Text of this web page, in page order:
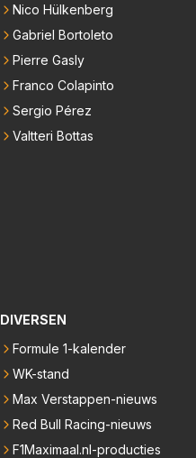
Nico Hülkenberg
Gabriel Bortoleto
Pierre Gasly
Franco Colapinto
Sergio Pérez
Valtteri Bottas
DIVERSEN
Formule 1-kalender
WK-stand
Max Verstappen-nieuws
Red Bull Racing-nieuws
F1Maximaal.nl-producties